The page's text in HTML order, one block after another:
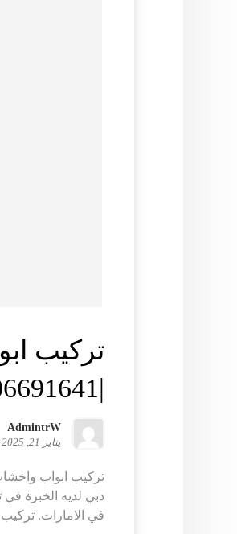
تركيب
|0506691641| تفصيل ابواب
AdmintrW
يناير 21, 2025
تركيب ابواب
دبي لديه الخبرة
في الامارات.